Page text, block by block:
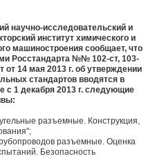
научно-исследовательский и
институт химического и
машиностроения сообщает, что
Росстандарта №№ 102-ст, 103-
от 14 мая 2013 г. об утверждении
стандартов вводятся в
с 1 декабря 2013 г. следующие
разъемные. Конструкция,
разъемные. Оценка
Безопасность